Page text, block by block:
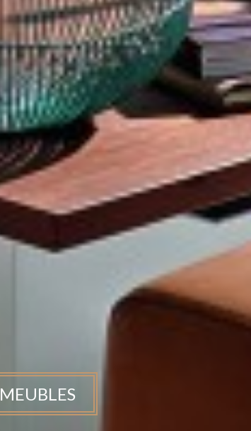
MEUBLES